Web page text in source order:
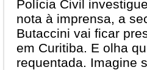
Polícia Civil
nota à imprensa, a
Butaccini vai ficar
em Curitiba. E olha
requentada. Imagine